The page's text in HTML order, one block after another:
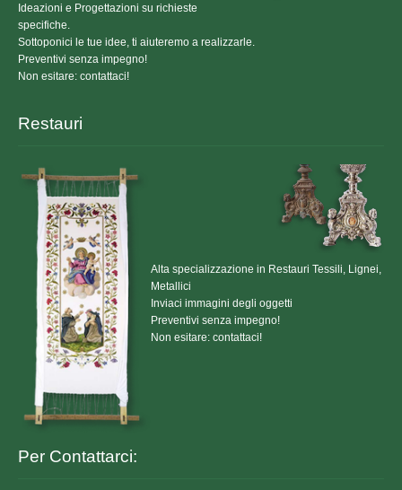
Ideazioni e Progettazioni su richieste
specifiche.
Sottoponici le tue idee, ti aiuteremo a realizzarle.
Preventivi senza impegno!
Non esitare: contattaci!
Restauri
Alta specializzazione in Restauri Tessili, Lignei,
Metallici
Inviaci immagini degli oggetti
Preventivi senza impegno!
Non esitare: contattaci!
Per Contattarci: